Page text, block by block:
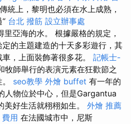
傳統上，黎明也必須在水上成熟，
台北 撥筋 設立辦事處
亞海的水。 根據嚴格的規定，
的主題建造的十天多彩遊行，其
，上面裝飾著很多花。 記帳士-
牧師舉行的表演元素在狂歡節之
seo教學 外燴 buffet 有一年的
人物位於中心，但是Gargantua
好生活就栩栩如生。 外燴 推薦
用 在法國城市中，尼斯